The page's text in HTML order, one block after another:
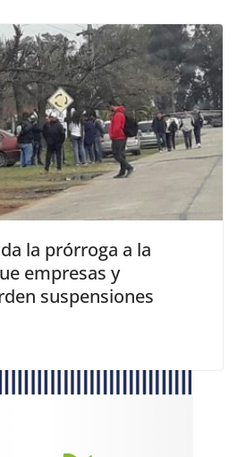
la prórroga a la
empresas y
suspensiones